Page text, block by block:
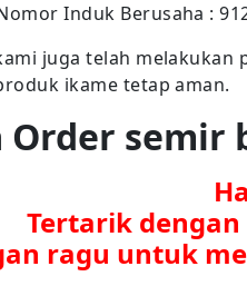
Induk Berusaha :
juga telah melakukan
ikame tetap aman.
Order
Tertarik
ragu untuk